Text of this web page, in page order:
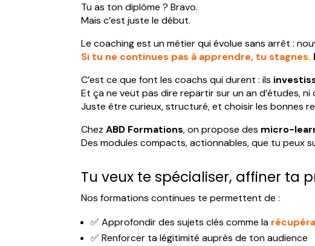
Tu as ton diplôme ? Bravo.
Mais c’est juste le début.
Le coaching est un métier qui évolue sans arrêt :
Si tu ne continues pas à apprendre, tu stagnes.
C’est ce que font les coachs qui durent : ils
Et ça ne veut pas dire repartir sur un an d’études,
Juste être curieux, structuré, et choisir les bonnes
ChezABD Formations, on propose des micro-
Des modules compacts, actionnables, que tu peux
Tu veux te spécialiser, affiner ta
Nos formations continues te permettent de :
✅ Approfondir des sujets clés comme la
✅ Renforcer ta légitimité auprès de ton audience